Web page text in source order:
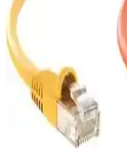
Kablosu
İRENİS CAT6 yassı ve
özellikleri, hızları ve
doğru kablo seçiminde
Vetech Cat7 15
Hızlı ve Stabil
Vetech'in 15 metre Cat7
gecikme ve